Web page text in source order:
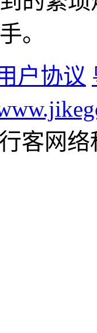
。
户协议
客网